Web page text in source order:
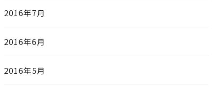
2016年7月
2016年6月
2016年5月